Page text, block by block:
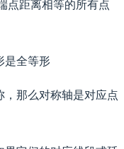
点距离相等的所有点
是全等形
，那么对称轴是对应点